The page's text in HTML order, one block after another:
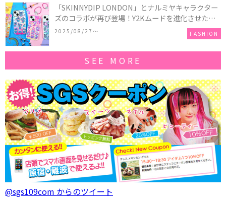
「SKINNYDIP LONDON」とナルミヤキャラクター
ズのコラボが再び登場！Y2Kムードを進化させた新
作コレクションを発売♪
2025/08/27〜 FASHION
SEE MORE
@sgs109com からのツイート